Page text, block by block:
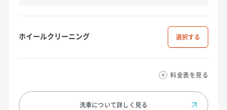
ホイールクリーニング 選択
料金表を見る
洗車について詳しく見る